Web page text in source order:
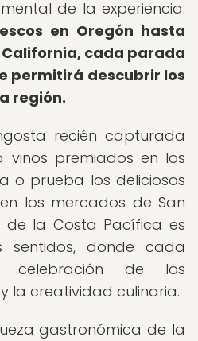
de la experiencia.
en Oregón hasta
cada parada
permitirá descubrir los
región.
recién capturada
vinos premiados en los
o prueba los deliciosos
los mercados de San
de la Costa Pacífica es
donde cada
de los
la creatividad culinaria.
gastronómica de la